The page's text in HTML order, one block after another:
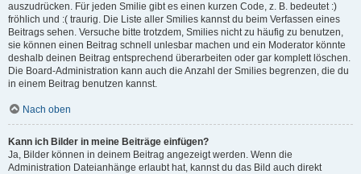
auszudrücken. Für jeden Smilie gibt es einen kurzen Code, z. B. bedeutet :)
fröhlich und :( traurig. Die Liste aller Smilies kannst du beim Verfassen eines
Beitrags sehen. Versuche bitte trotzdem, Smilies nicht zu häufig zu benutzen,
sie können einen Beitrag schnell unlesbar machen und ein Moderator könnte
deshalb deinen Beitrag entsprechend überarbeiten oder gar komplett löschen.
Die Board-Administration kann auch die Anzahl der Smilies begrenzen, die du
in einem Beitrag benutzen kannst.
Nach oben
Kann ich Bilder in meine Beiträge einfügen?
Ja, Bilder können in deinem Beitrag angezeigt werden. Wenn die
Administration Dateianhänge erlaubt hat, kannst du das Bild auch direkt